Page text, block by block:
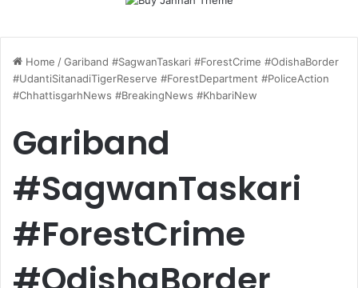
Home /Gariband #SagwanTaskari #ForestCrime #OdishaBorder
#UdantiSitanadiTigerReserve #ForestDepartment #PoliceAction
#ChhattisgarhNews #BreakingNews #KhbariNew
Gariband
#SagwanTaskari
#ForestCrime